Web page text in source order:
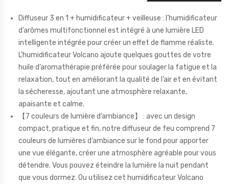
Diffuseur 3 en 1 + humidificateur + veilleuse : l’humidificateur
d’arômes multifonctionnel est intégré à une lumière LED
intelligente intégrée pour créer un effet de flamme réaliste.
L’humidificateur Volcano ajoute quelques gouttes de votre
huile d’aromathérapie préférée pour soulager la fatigue et la
relaxation, tout en améliorant la qualité de l’air et en évitant
la sécheresse, ajoutant une atmosphère relaxante,
apaisante et calme.
【7 couleurs de lumière d’ambiance】 : avec un design
compact, pratique et fin, notre diffuseur de feu comprend 7
couleurs de lumières d’ambiance sur le fond pour apporter
une vue élégante, créer une atmosphère agréable pour vous
détendre. Vous pouvez éteindre la lumière la nuit pendant
que vous dormez. Ou utilisez cet humidificateur Volcano